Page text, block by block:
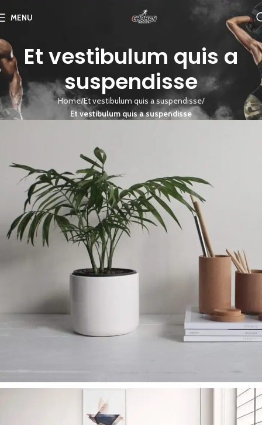
MENU
Et vestibulum quis a
suspendisse
Home Et vestibulum quis a suspendisse
Et vestibulum quis a suspendisse